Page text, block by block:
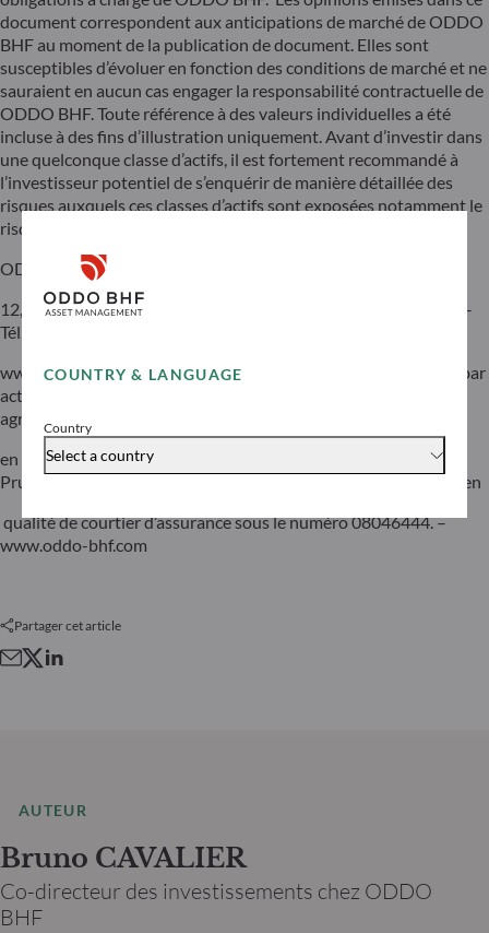
COUNTRY & LANGUAGE
Country
Select a country
document correspondent aux anticipations de marché de ODDO
BHF au moment de la publication de document. Elles sont
susceptibles d’évoluer en fonction des conditions de marché et ne
sauraient en aucun cas engager la responsabilité contractuelle de
ODDO BHF. Toute référence à des valeurs individuelles a été
incluse à des fins d’illustration uniquement. Avant d’investir dans
une quelconque classe d’actifs, il est fortement recommandé à
l’investisseur potentiel de s’enquérir de manière détaillée des
risques auxquels ces classes d’actifs sont exposées notamment le
risque de perte en capital.
ODDO BHF
12, boulevard de la Madeleine – 75440 Paris Cedex 09 France –
Tél. : 33(0)1 44 51 85 00 – Fax : 33(0)1 44 51 85 10 –
www.oddo-bhf.com ODDO BHF SCA, société en commandite par
actions au capital de 70 000 000 € – RCS 652 027 384 Paris –
agréée
en qualité d’établissement de crédit par l’Autorité de Contrôle
Prudentiel et de Résolution (ACPR) et immatriculée à l’ORIAS en
qualité de courtier d’assurance sous le numéro 08046444. –
www.oddo-bhf.com
Partager cet article
AUTEUR
Bruno CAVALIER
Co-directeur des investissements chez ODDO
BHF